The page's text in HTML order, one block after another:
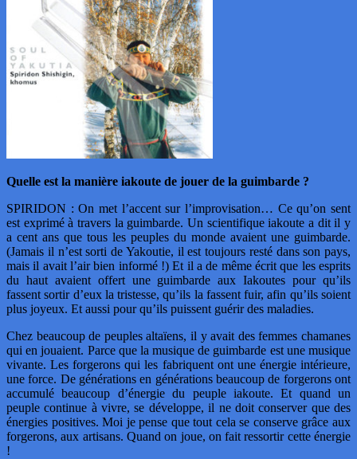
Quelle est la manière iakoute de jouer de la guimbarde ?
SPIRIDON : On met l’accent sur l’improvisation… Ce qu’on sent
est exprimé à travers la guimbarde. Un scientifique iakoute a dit il y
a cent ans que tous les peuples du monde avaient une guimbarde.
(Jamais il n’est sorti de Yakoutie, il est toujours resté dans son pays,
mais il avait l’air bien informé !) Et il a de même écrit que les esprits
du haut avaient offert une guimbarde aux Iakoutes pour qu’ils
fassent sortir d’eux la tristesse, qu’ils la fassent fuir, afin qu’ils soient
plus joyeux. Et aussi pour qu’ils puissent guérir des maladies.
Chez beaucoup de peuples altaïens, il y avait des femmes chamanes
qui en jouaient. Parce que la musique de guimbarde est une musique
vivante. Les forgerons qui les fabriquent ont une énergie intérieure,
une force. De générations en générations beaucoup de forgerons ont
accumulé beaucoup d’énergie du peuple iakoute. Et quand un
peuple continue à vivre, se développe, il ne doit conserver que des
énergies positives. Moi je pense que tout cela se conserve grâce aux
forgerons, aux artisans. Quand on joue, on fait ressortir cette énergie
!